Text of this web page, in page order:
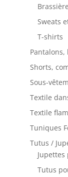
Sweats
T-shirts
Pantalons,
Shorts,
Sous-
Textile
Textile
Tuniques
Tutus /
Tutus